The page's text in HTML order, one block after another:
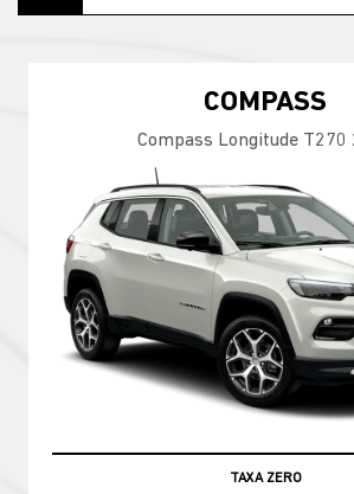
COMPASS
Compass Longitude T270
100% DA TABELA FIPE NO SEU